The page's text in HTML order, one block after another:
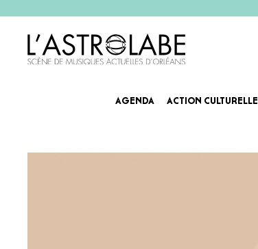
AGENDA ACTION CULTURELLE